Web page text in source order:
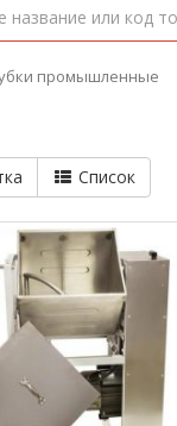
промышленные
Список